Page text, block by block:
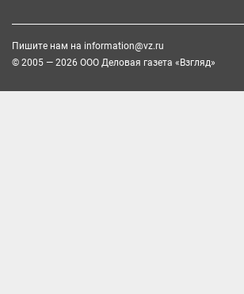
Пишите нам на information@vz.ru
© 2005 — 2026 ООО Деловая газета «Взгляд»